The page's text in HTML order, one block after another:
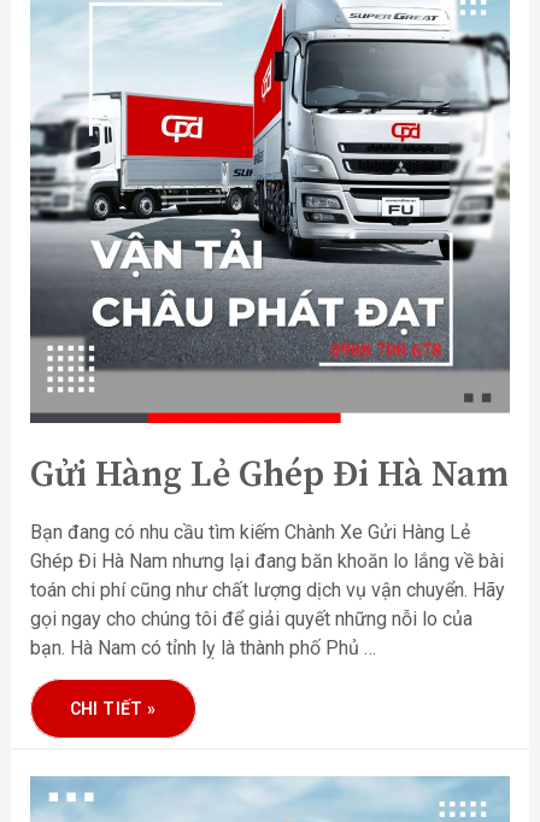
Gửi Hàng Lẻ Ghép Đi Hà Nam
Bạn đang có nhu cầu tìm kiếm Chành Xe Gửi Hàng Lẻ
Ghép Đi Hà Nam nhưng lại đang băn khoăn lo lắng về bài
toán chi phí cũng như chất lượng dịch vụ vận chuyển. Hãy
gọi ngay cho chúng tôi để giải quyết những nỗi lo của
bạn. Hà Nam có tỉnh lỵ là thành phố Phủ …
CHI TIẾT »